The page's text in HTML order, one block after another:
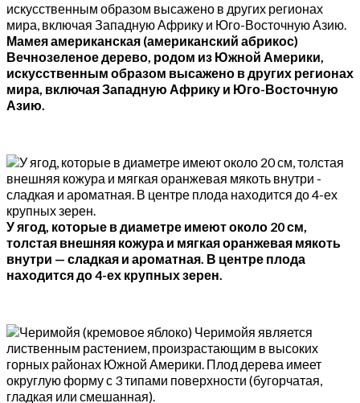
Мамея американская (американский абрикос)
Вечнозеленое дерево, родом из Южной Америки,
искусственным образом высажено в других регионах
мира, включая Западную Африку и Юго-Восточную
Азию.
У ягод, которые в диаметре имеют около 20 см,
толстая внешняя кожура и мягкая оранжевая мякоть
внутри — сладкая и ароматная. В центре плода
находится до 4-ех крупных зерен.